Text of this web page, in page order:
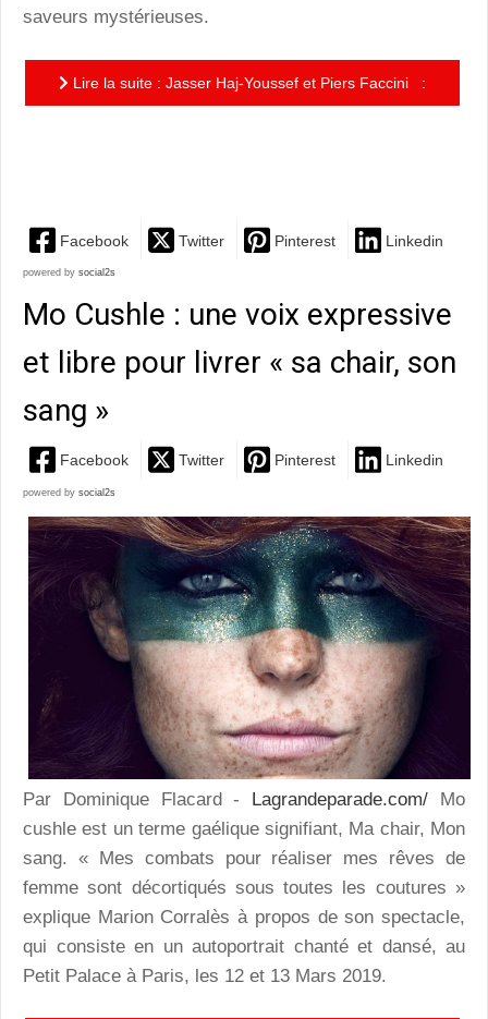
saveurs mystérieuses.
Lire la suite : Jasser Haj-Youssef et Piers Faccini :
Facebook Twitter Pinterest Linkedin
powered by social2s
Mo Cushle : une voix expressive
et libre pour livrer « sa chair, son
sang »
Facebook Twitter Pinterest Linkedin
powered by social2s
Par Dominique Flacard - Lagrandeparade.com/ Mo
cushle est un terme gaélique signifiant, Ma chair, Mon
sang. « Mes combats pour réaliser mes rêves de
femme sont décortiqués sous toutes les coutures »
explique Marion Corralès à propos de son spectacle,
qui consiste en un autoportrait chanté et dansé, au
Petit Palace à Paris, les 12 et 13 Mars 2019.